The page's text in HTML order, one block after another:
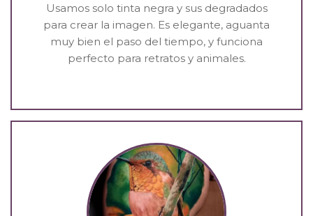
Usamos solo tinta negra y sus degradados
para crear la imagen. Es elegante, aguanta
muy bien el paso del tiempo, y funciona
perfecto para retratos y animales.